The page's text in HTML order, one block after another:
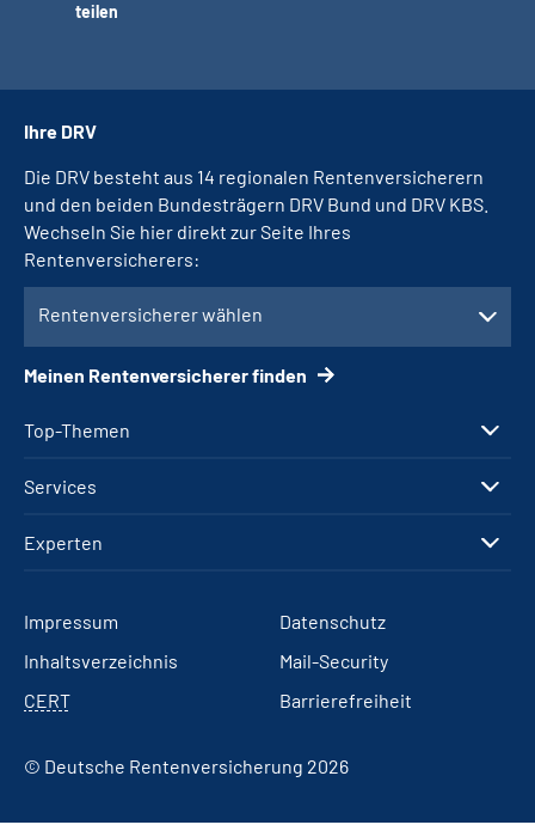
teilen
Top-Themen
Services
Experten
Ihre DRV
Die DRV besteht aus 14 regionalen Rentenversicherern
und den beiden Bundesträgern DRV Bund und DRV KBS.
Wechseln Sie hier direkt zur Seite Ihres
Rentenversicherers:
Rentenversicherer wählen
Meinen Rentenversicherer finden
Impressum
Datenschutz
Inhaltsverzeichnis
Mail-Security
CERT
Barrierefreiheit
© Deutsche Rentenversicherung 2026